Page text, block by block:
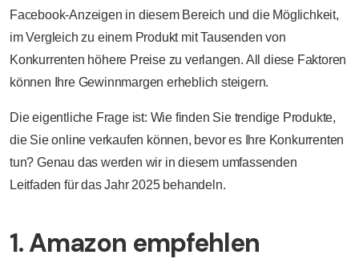
Facebook-Anzeigen in diesem Bereich und die Möglichkeit,
im Vergleich zu einem Produkt mit Tausenden von
Konkurrenten höhere Preise zu verlangen. All diese Faktoren
können Ihre Gewinnmargen erheblich steigern.
Die eigentliche Frage ist: Wie finden Sie trendige Produkte,
die Sie online verkaufen können, bevor es Ihre Konkurrenten
tun? Genau das werden wir in diesem umfassenden
Leitfaden für das Jahr 2025 behandeln.
1. Amazon empfehlen